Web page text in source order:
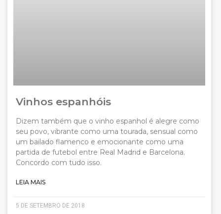
Vinhos espanhóis
Dizem também que o vinho espanhol é alegre como
seu povo, vibrante como uma tourada, sensual como
um bailado flamenco e emocionante como uma
partida de futebol entre Real Madrid e Barcelona.
Concordo com tudo isso.
LEIA MAIS
5 DE SETEMBRO DE 2018